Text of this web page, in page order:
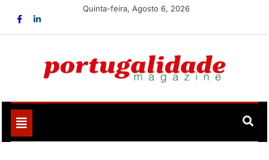
Quinta-feira, Agosto 6, 2026
Portugalidade
Toggle
navigation